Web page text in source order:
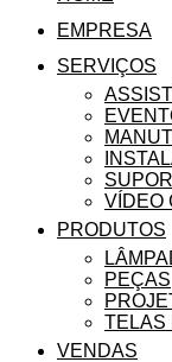
EMPRESA
SERVIÇOS
VÍDEO
PRODUTOS
PEÇAS
TELAS
VENDAS